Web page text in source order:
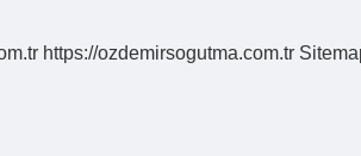
https://ozdemirsogutma.com.tr